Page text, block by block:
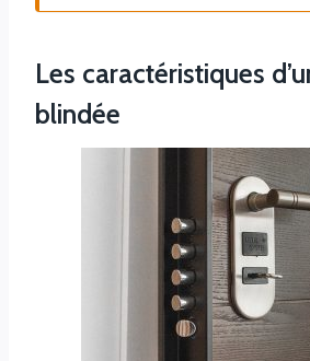
Les caractéristiques
blindée